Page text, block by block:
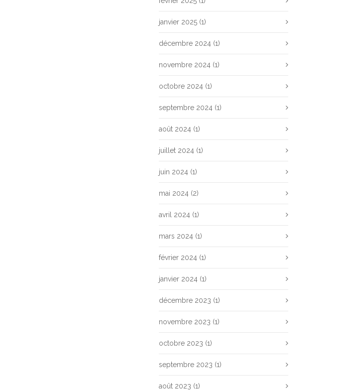
janvier 2025 (1)
décembre 2024 (1)
novembre 2024 (1)
octobre 2024 (1)
septembre 2024 (1)
août 2024 (1)
juillet 2024 (1)
juin 2024 (1)
mai 2024 (2)
avril 2024 (1)
mars 2024 (1)
février 2024 (1)
janvier 2024 (1)
décembre 2023 (1)
novembre 2023 (1)
octobre 2023 (1)
septembre 2023 (1)
août 2023 (1)